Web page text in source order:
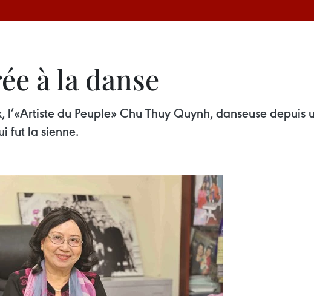
à la danse
du Peuple» Chu Thuy Quynh, danseuse depuis
fut la sienne.